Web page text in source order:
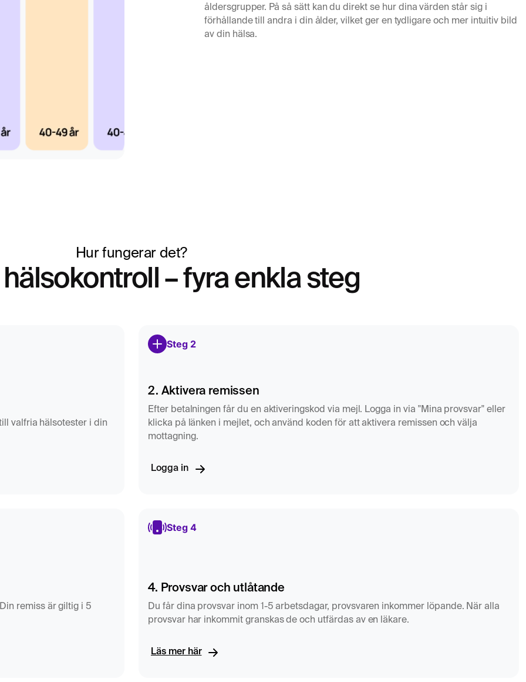
eller
vanlig övre
åldersgrupper. På så sätt kan du direkt se hur dina värden står sig i
förhållande till andra i din ålder, vilket ger en tydligare och mer intuitiv bild
av din hälsa.
Hur fungerar det?
hälsokontroll – fyra enkla steg
valfria hälsotester i din
Steg 2
2. Aktivera remissen
Efter betalningen får du en aktiveringskod via mejl. Logga in via "Mina provsvar" eller
klicka på länken i mejlet, och använd koden för att aktivera remissen och välja
mottagning.
Logga in
remiss är giltig i 5
Steg 4
4. Provsvar och utlåtande
Du får dina provsvar inom 1-5 arbetsdagar, provsvaren inkommer löpande. När alla
provsvar har inkommit granskas de och utfärdas av en läkare.
Läs mer här